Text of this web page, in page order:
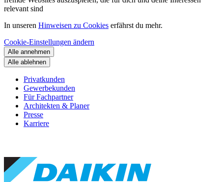
relevant sind
In unseren Hinweisen zu Cookies erfährst du mehr.
Cookie-Einstellungen ändern
Alle annehmen
Alle ablehnen
Privatkunden
Gewerbekunden
Für Fachpartner
Architekten & Planer
Presse
Karriere